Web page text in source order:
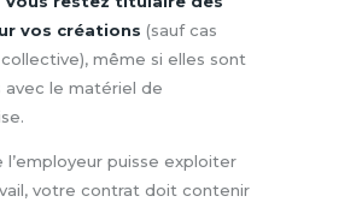
vos créations (sauf cas
même si elles sont
avec le matériel de
l’employeur puisse exploiter
votre contrat doit contenir